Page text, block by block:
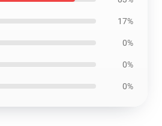
17%
0%
0%
0%